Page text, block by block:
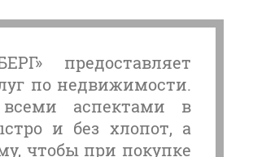
предоставляет
по недвижимости.
аспектами в
и без хлопот, а
чтобы при покупке